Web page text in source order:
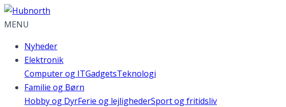
MENU
Nyheder
Elektronik
Computer og ITGadgetsTeknologi
Familie og Børn
Hobby og DyrFerie og lejlighederSport og fritidsliv